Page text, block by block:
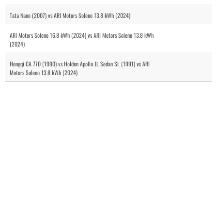
Tata Nano (2007) vs ARI Motors Soleno 13.8 kWh (2024)
ARI Motors Soleno 16.8 kWh (2024) vs ARI Motors Soleno 13.8 kWh
(2024)
Hongqi CA 770 (1990) vs Holden Apollo JL Sedan SL (1991) vs ARI
Motors Soleno 13.8 kWh (2024)